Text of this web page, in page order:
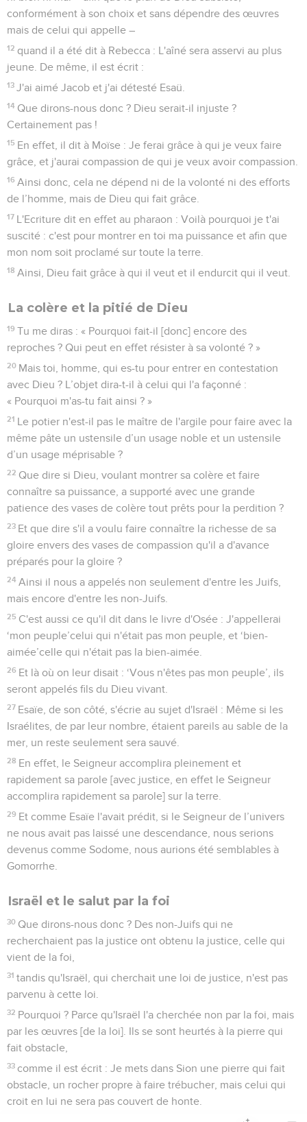
conformément à son choix et sans dépendre des œuvres
mais de celui qui appelle –
12 quand il a été dit à Rebecca : L'aîné sera asservi au plus
jeune. De même, il est écrit :
13 J'ai aimé Jacob et j'ai détesté Esaü.
14 Que dirons-nous donc ? Dieu serait-il injuste ?
Certainement pas !
15 En effet, il dit à Moïse : Je ferai grâce à qui je veux faire
grâce, et j'aurai compassion de qui je veux avoir compassion.
16 Ainsi donc, cela ne dépend ni de la volonté ni des efforts
de l’homme, mais de Dieu qui fait grâce.
17 L'Ecriture dit en effet au pharaon : Voilà pourquoi je t'ai
suscité : c'est pour montrer en toi ma puissance et afin que
mon nom soit proclamé sur toute la terre.
18 Ainsi, Dieu fait grâce à qui il veut et il endurcit qui il veut.
La colère et la pitié de Dieu
19 Tu me diras : « Pourquoi fait-il [donc] encore des
reproches ? Qui peut en effet résister à sa volonté ? »
20 Mais toi, homme, qui es-tu pour entrer en contestation
avec Dieu ? L’objet dira-t-il à celui qui l'a façonné :
« Pourquoi m'as-tu fait ainsi ? »
21 Le potier n'est-il pas le maître de l'argile pour faire avec la
même pâte un ustensile d’un usage noble et un ustensile
d’un usage méprisable ?
22 Que dire si Dieu, voulant montrer sa colère et faire
connaître sa puissance, a supporté avec une grande
patience des vases de colère tout prêts pour la perdition ?
23 Et que dire s'il a voulu faire connaître la richesse de sa
gloire envers des vases de compassion qu'il a d'avance
préparés pour la gloire ?
24 Ainsi il nous a appelés non seulement d'entre les Juifs,
mais encore d'entre les non-Juifs.
25 C'est aussi ce qu'il dit dans le livre d'Osée : J'appellerai
‘mon peuple’celui qui n'était pas mon peuple, et ‘bien-
aimée’celle qui n'était pas la bien-aimée.
26 Et là où on leur disait : ‘Vous n'êtes pas mon peuple’, ils
seront appelés fils du Dieu vivant.
27 Esaïe, de son côté, s'écrie au sujet d'Israël : Même si les
Israélites, de par leur nombre, étaient pareils au sable de la
mer, un reste seulement sera sauvé.
28 En effet, le Seigneur accomplira pleinement et
rapidement sa parole [avec justice, en effet le Seigneur
accomplira rapidement sa parole] sur la terre.
29 Et comme Esaïe l'avait prédit, si le Seigneur de l’univers
ne nous avait pas laissé une descendance, nous serions
devenus comme Sodome, nous aurions été semblables à
Gomorrhe.
Israël et le salut par la foi
30 Que dirons-nous donc ? Des non-Juifs qui ne
recherchaient pas la justice ont obtenu la justice, celle qui
vient de la foi,
31 tandis qu'Israël, qui cherchait une loi de justice, n'est pas
parvenu à cette loi.
32 Pourquoi ? Parce qu'Israël l'a cherchée non par la foi, mais
par les œuvres [de la loi]. Ils se sont heurtés à la pierre qui
fait obstacle,
33 comme il est écrit : Je mets dans Sion une pierre qui fait
obstacle, un rocher propre à faire trébucher, mais celui qui
croit en lui ne sera pas couvert de honte.